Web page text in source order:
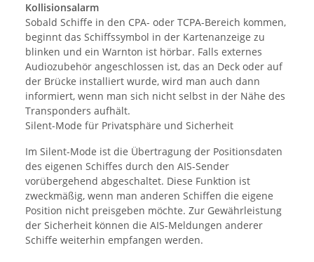
Kollisionsalarm
Sobald Schiffe in den CPA- oder TCPA-Bereich kommen,
beginnt das Schiffssymbol in der Kartenanzeige zu
blinken und ein Warnton ist hörbar. Falls externes
Audiozubehör angeschlossen ist, das an Deck oder auf
der Brücke installiert wurde, wird man auch dann
informiert, wenn man sich nicht selbst in der Nähe des
Transponders aufhält.
Silent-Mode für Privatsphäre und Sicherheit
Im Silent-Mode ist die Übertragung der Positionsdaten
des eigenen Schiffes durch den AIS-Sender
vorübergehend abgeschaltet. Diese Funktion ist
zweckmäßig, wenn man anderen Schiffen die eigene
Position nicht preisgeben möchte. Zur Gewährleistung
der Sicherheit können die AIS-Meldungen anderer
Schiffe weiterhin empfangen werden.